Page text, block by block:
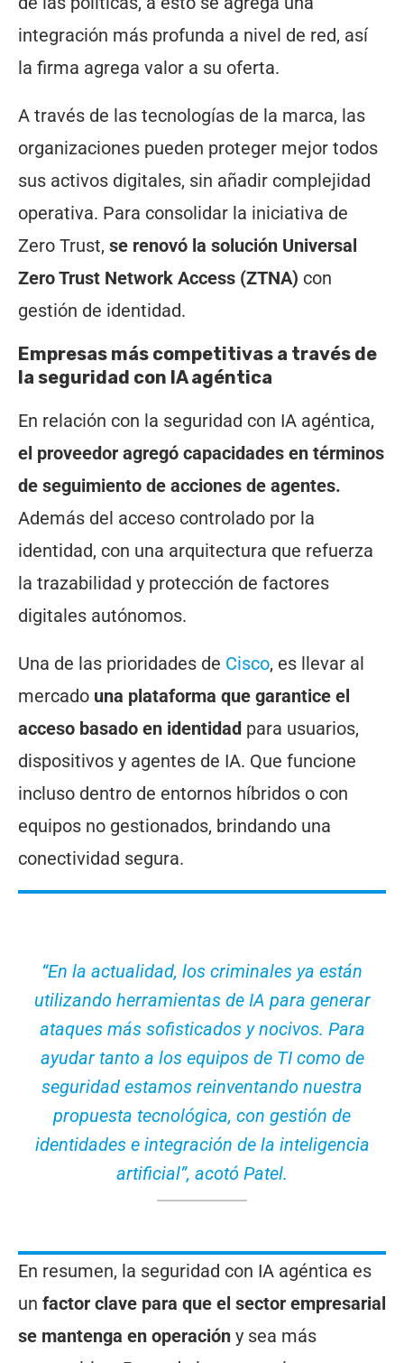
integración más profunda a nivel de red, así
la firma agrega valor a su oferta.
A través de las tecnologías de la marca, las
organizaciones pueden proteger mejor todos
sus activos digitales, sin añadir complejidad
operativa. Para consolidar la iniciativa de
Zero Trust, se renovó la solución Universal
Zero Trust Network Access (ZTNA) con
gestión de identidad.
Empresas más competitivas a través de
la seguridad con IA agéntica
En relación con la seguridad con IA agéntica,
el proveedor agregó capacidades en términos
de seguimiento de acciones de agentes.
Además del acceso controlado por la
identidad, con una arquitectura que refuerza
la trazabilidad y protección de factores
digitales autónomos.
Una de las prioridades de Cisco, es llevar al
mercado una plataforma que garantice el
acceso basado en identidad para usuarios,
dispositivos y agentes de IA. Que funcione
incluso dentro de entornos híbridos o con
equipos no gestionados, brindando una
conectividad segura.
“En la actualidad, los criminales ya están
utilizando herramientas de IA para generar
ataques más sofisticados y nocivos. Para
ayudar tanto a los equipos de TI como de
seguridad estamos reinventando nuestra
propuesta tecnológica, con gestión de
identidades e integración de la inteligencia
artificial”, acotó Patel.
En resumen, la seguridad con IA agéntica es
un factor clave para que el sector empresarial
se mantenga en operación y sea más